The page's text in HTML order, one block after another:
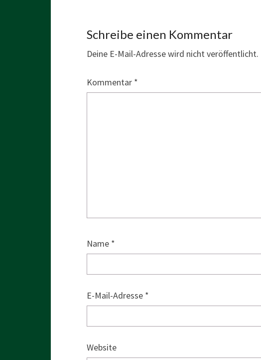
Schreibe einen Kommentar
Deine E-Mail-Adresse wird nicht veröffentlicht.
Kommentar *
Name *
E-Mail-Adresse *
Website